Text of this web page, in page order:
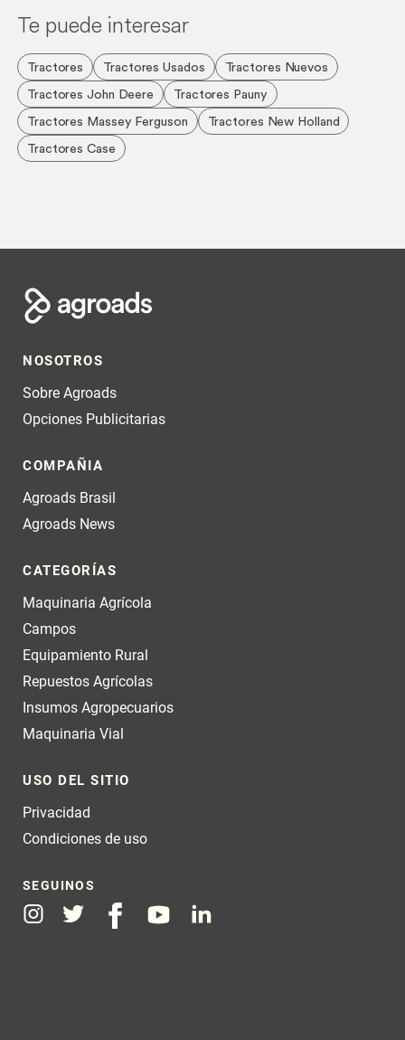
Te puede interesar
Tractores Tractores Usados
Tractores Nuevos
Tractores John Deere
Tractores Pauny
Tractores Massey Ferguson
Tractores New Holland
Tractores Case
NOSOTROS
Sobre Agroads
Opciones Publicitarias
COMPAÑIA
Agroads Brasil
Agroads News
CATEGORÍAS
Maquinaria Agrícola
Campos
Equipamiento Rural
Repuestos Agrícolas
Insumos Agropecuarios
Maquinaria Vial
USO DEL SITIO
Privacidad
Condiciones de uso
SEGUINOS
InstagramTwitter FacebookYoutubeLinkedin